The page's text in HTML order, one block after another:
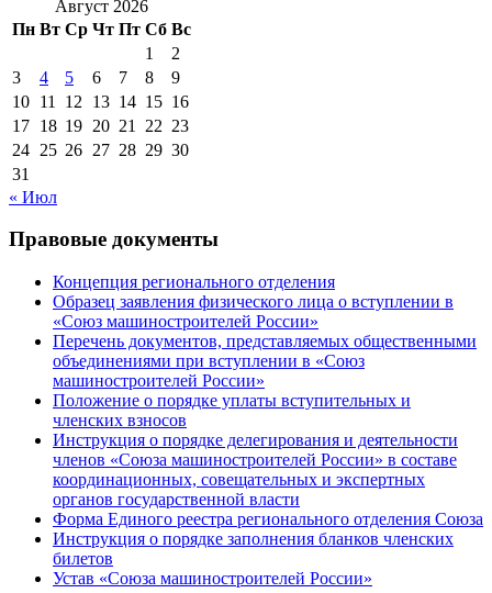
Август 2026
Пн Вт Ср Чт Пт Сб Вс
1
2
3
4 5 6 7 8
9
10 11 12 13 14 15 16
17 18 19 20 21 22 23
24 25 26 27 28 29 30
31
« Июл
Правовые документы
Концепция регионального отделения
Образец заявления физического лица о вступлении в
«Союз машиностроителей России»
Перечень документов, представляемых общественными
объединениями при вступлении в «Союз
машиностроителей России»
Положение о порядке уплаты вступительных и
членских взносов
Инструкция о порядке делегирования и деятельности
членов «Союза машиностроителей России» в составе
координационных, совещательных и экспертных
органов государственной власти
Форма Единого реестра регионального отделения Союза
Инструкция о порядке заполнения бланков членских
билетов
Устав «Союза машиностроителей России»